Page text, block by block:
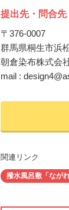
提出先・問合先
〒376-0007
群馬県桐生市浜
朝倉染布株式会
mail :
関連リンク
撥水風呂敷「なが